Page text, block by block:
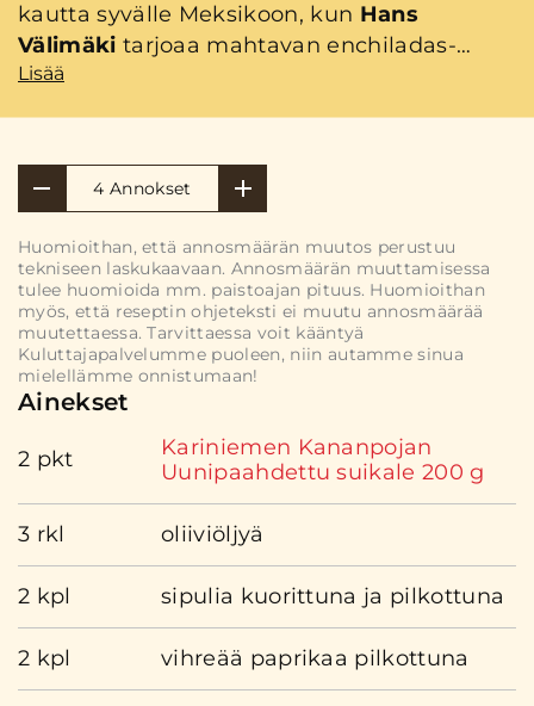
kautta syvälle Meksikoon, kun Hans
Välimäki tarjoaa mahtavan enchiladas-
reseptin. Kypsät
enchiladoihin.
Lisää
4 Annokset
Huomioithan, että annosmäärän muutos perustuu
tekniseen laskukaavaan. Annosmäärän muuttamisessa
tulee huomioida mm. paistoajan pituus. Huomioithan
myös, että reseptin ohjeteksti ei muutu annosmäärää
muutettaessa. Tarvittaessa voit kääntyä
Kuluttajapalvelumme puoleen, niin autamme sinua
mielellämme onnistumaan!
Ainekset
2 pkt
Kariniemen Kananpojan
Uunipaahdettu suikale 200 g
3 rkl oliiviöljyä
2 kpl sipulia kuorittuna ja pilkottuna
2 kpl vihreää paprikaa pilkottuna